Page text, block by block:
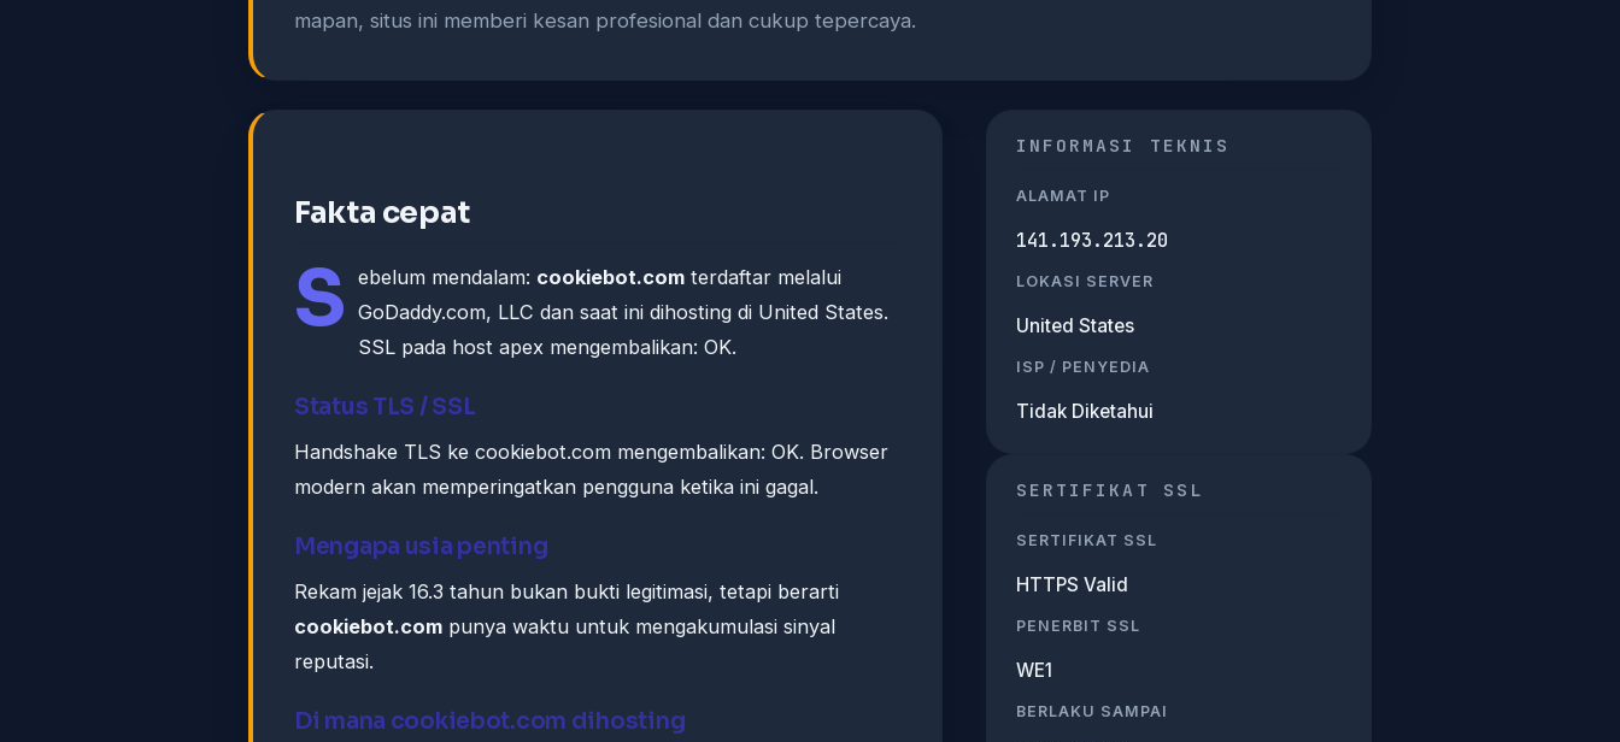
mapan, situs ini memberi kesan profesional dan cukup tepercaya.
Fakta cepat
S ebelum mendalam: cookiebot.com terdaftar melalui
GoDaddy.com, LLC dan saat ini dihosting di United States.
SSL pada host apex mengembalikan: OK.
Status TLS / SSL
Handshake TLS ke cookiebot.com mengembalikan: OK. Browser
modern akan memperingatkan pengguna ketika ini gagal.
Mengapa usia penting
Rekam jejak 16.3 tahun bukan bukti legitimasi, tetapi berarti
cookiebot.com punya waktu untuk mengakumulasi sinyal
reputasi.
Di mana cookiebot.com dihosting
INFORMASI TEKNIS
ALAMAT IP
141.193.213.20
LOKASI SERVER
United States
ISP / PENYEDIA
Tidak Diketahui
SERTIFIKAT SSL
SERTIFIKAT SSL
HTTPS Valid
PENERBIT SSL
WE1
BERLAKU SAMPAI